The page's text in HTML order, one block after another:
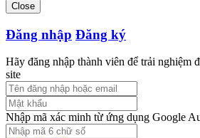
Close
Đăng nhập Đăng ký
Hãy đăng nhập thành viên để trải nghiệm
site
Nhập mã xác minh từ ứng dụng Google